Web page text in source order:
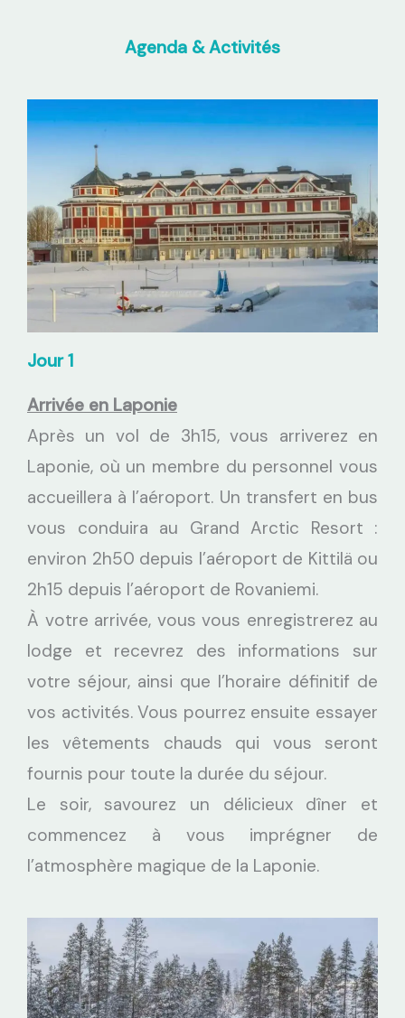
Agenda & Activités
Jour 1
Arrivée en Laponie
Après un vol de 3h15, vous arriverez en
Laponie, où un membre du personnel vous
accueillera à l’aéroport. Un transfert en bus
vous conduira au Grand Arctic Resort :
environ 2h50 depuis l’aéroport de Kittilä ou
2h15 depuis l’aéroport de Rovaniemi.
À votre arrivée, vous vous enregistrerez au
lodge et recevrez des informations sur
votre séjour, ainsi que l’horaire définitif de
vos activités. Vous pourrez ensuite essayer
les vêtements chauds qui vous seront
fournis pour toute la durée du séjour.
Le soir, savourez un délicieux dîner et
commencez à vous imprégner de
l’atmosphère magique de la Laponie.